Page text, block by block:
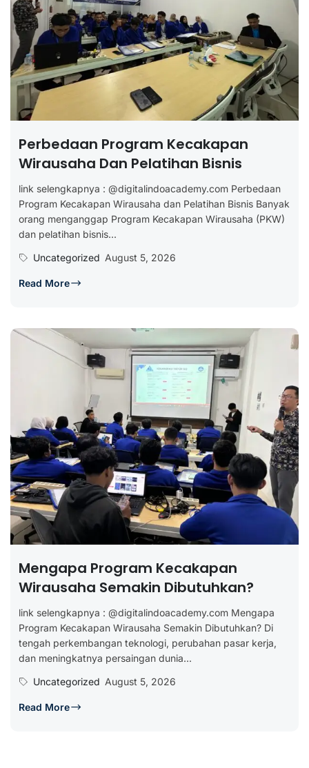
Perbedaan Program Kecakapan
Wirausaha Dan Pelatihan Bisnis
link selengkapnya : @digitalindoacademy.com Perbedaan
Program Kecakapan Wirausaha dan Pelatihan Bisnis Banyak
orang menganggap Program Kecakapan Wirausaha (PKW)
dan pelatihan bisnis...
Uncategorized August 5, 2026
Read More
Mengapa Program Kecakapan
Wirausaha Semakin Dibutuhkan?
link selengkapnya : @digitalindoacademy.com Mengapa
Program Kecakapan Wirausaha Semakin Dibutuhkan? Di
tengah perkembangan teknologi, perubahan pasar kerja,
dan meningkatnya persaingan dunia...
Uncategorized August 5, 2026
Read More